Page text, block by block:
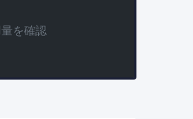
を確認